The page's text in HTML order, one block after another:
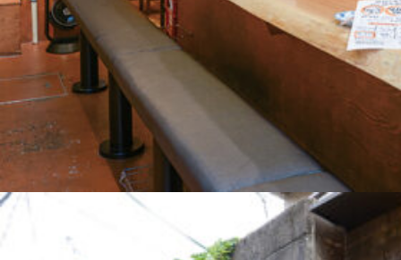
紹介します。
おすすめのイベント